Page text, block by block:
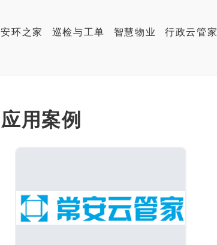
安环之家 巡检与工单 智慧物业 行政云管家
应用案例